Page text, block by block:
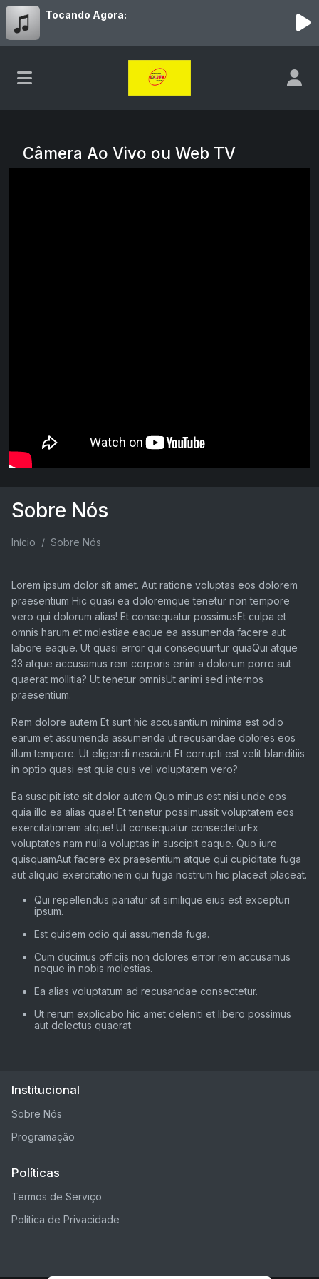
Tocando Agora:
Câmera Ao Vivo ou Web TV
Sobre Nós
Início Sobre Nós
Lorem ipsum dolor sit amet. Aut ratione voluptas eos dolorem
praesentium Hic quasi ea doloremque tenetur non tempore
vero qui dolorum alias! Et consequatur possimusEt culpa et
omnis harum et molestiae eaque ea assumenda facere aut
labore eaque. Ut quasi error qui consequuntur quiaQui atque
33 atque accusamus rem corporis enim a dolorum porro aut
quaerat mollitia? Ut tenetur omnisUt animi sed internos
praesentium.
Rem dolore autem Et sunt hic accusantium minima est odio
earum et assumenda assumenda ut recusandae dolores eos
illum tempore. Ut eligendi nesciunt Et corrupti est velit blanditiis
in optio quasi est quia quis vel voluptatem vero?
Ea suscipit iste sit dolor autem Quo minus est nisi unde eos
quia illo ea alias quae! Et tenetur possimussit voluptatem eos
exercitationem atque! Ut consequatur consecteturEx
voluptates nam nulla voluptas in suscipit eaque. Quo iure
quisquamAut facere ex praesentium atque qui cupiditate fuga
aut aliquid exercitationem qui fuga nostrum hic placeat placeat.
Qui repellendus pariatur sit similique eius est excepturi
ipsum.
Est quidem odio qui assumenda fuga.
Cum ducimus officiis non dolores error rem accusamus
neque in nobis molestias.
Ea alias voluptatum ad recusandae consectetur.
Ut rerum explicabo hic amet deleniti et libero possimus
aut delectus quaerat.
Institucional
Sobre Nós
Programação
Políticas
Termos de Serviço
Política de Privacidade